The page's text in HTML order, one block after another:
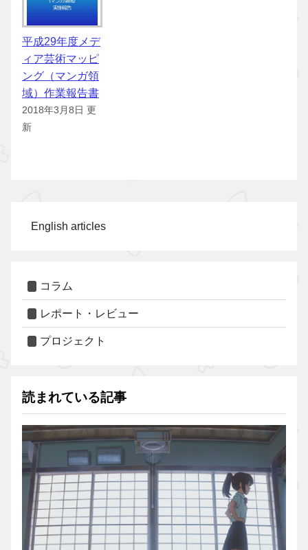
平成29年度メデ
ィア芸術マッピ
ング（マンガ領
域）作業報告書
2018年3月8日 更
新
English articles
コラム
レポート・レビュー
プロジェクト
読まれている記事